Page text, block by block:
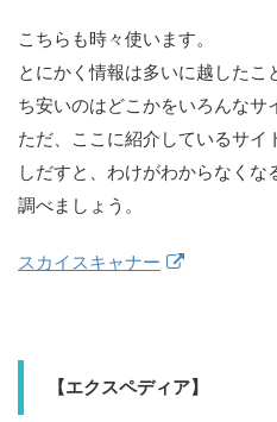
こちらも時々使います。
とにかく情報は多いに越した
ち安いのはどこかをいろんなサ
ただ、ここに紹介しているサ
しだすと、わけがわからなく
調べましょう。
スカイスキャナー
【エクスペディア】